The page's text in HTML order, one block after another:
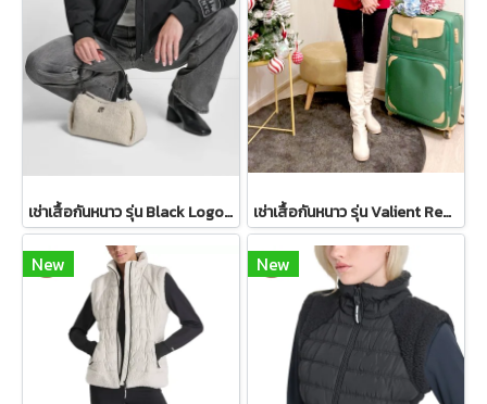
เช่าเสื้อกันหนาว รุ่น Black Logo Patch Bomber Jacket WINTERCLOTHFA0298 เช่าเสื้อกันหนาว รุ่น Valient Red PeaCoat 2110GCL1689FARE1
New New